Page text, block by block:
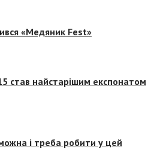
«Медяник Fest»
став найстарішим експонатом
і треба робити у цей